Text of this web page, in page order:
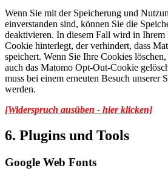
Wenn Sie mit der Speicherung und
einverstanden sind, können Sie die
deaktivieren. In diesem Fall wird in
Cookie hinterlegt, der verhindert, dass
speichert. Wenn Sie Ihre Cookies
auch das Matomo Opt-Out-Cookie
muss bei einem erneuten Besuch unserer
werden.
[Widerspruch ausüben - hier klicken]
6. Plugins und Tools
Google Web Fonts